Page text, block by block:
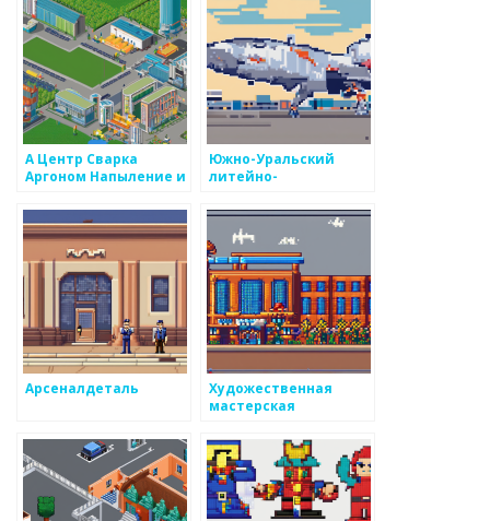
А Центр Сварка
Аргоном Напыление и
Южно-Уральский
литейно-
Арсеналдеталь
Художественная
мастерская